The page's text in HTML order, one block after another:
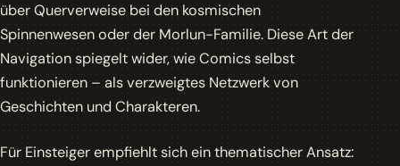
über Querverweise bei den kosmischen
Spinnenwesen oder der Morlun-Familie. Diese Art der
Navigation spiegelt wider, wie Comics selbst
funktionieren – als verzweigtes Netzwerk von
Geschichten und Charakteren.
Für Einsteiger empfiehlt sich ein thematischer Ansatz: